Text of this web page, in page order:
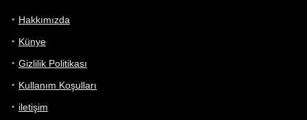
Hakkımızda
Künye
Gizlilik Politikası
Kullanım Koşulları
iletişim